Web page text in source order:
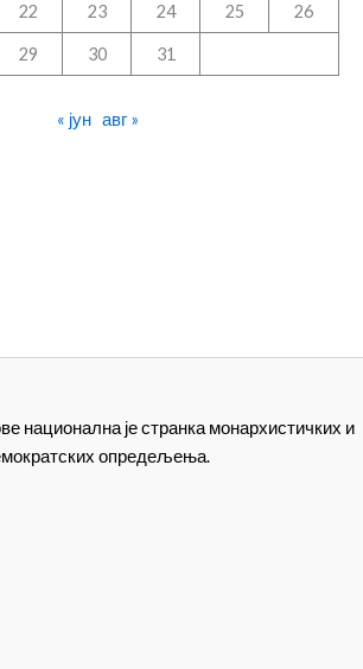
22 23 24 25 26
29 30 31
« јун авг »
национална је странка монархистичких и
опредељења.